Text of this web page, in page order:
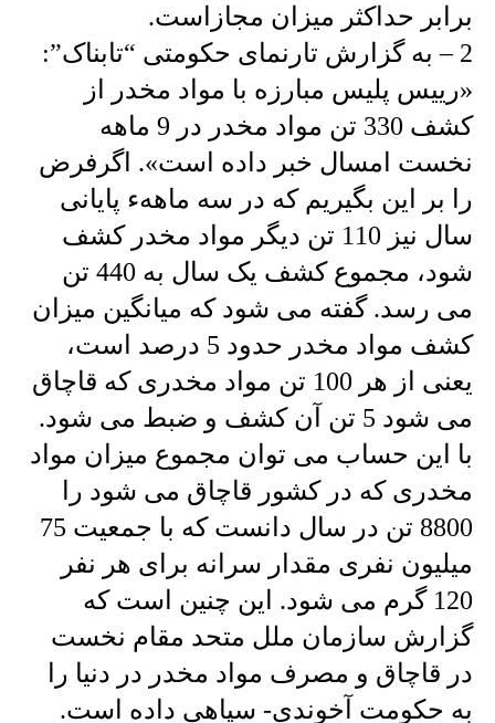
برابر حداکثر میزان مجازاست.
2 – به گزارش تارنمای حکومتی “تابناک”:
«رییس پلیس مبارزه با مواد مخدر از
کشف 330 تن مواد مخدر در 9 ماهه
نخست امسال خبر داده است». اگرفرض
را بر این بگیریم که در سه ماههء پایانی
سال نیز 110 تن دیگر مواد مخدر کشف
شود، مجموع کشف یک سال به 440 تن
می رسد. گفته می شود که میانگین میزان
کشف مواد مخدر حدود 5 درصد است،
یعنی از هر 100 تن مواد مخدری که قاچاق
می شود 5 تن آن کشف و ضبط می شود.
با این حساب می توان مجموع میزان مواد
مخدری که در کشور قاچاق می شود را
8800 تن در سال دانست که با جمعیت 75
میلیون نفری مقدار سرانه برای هر نفر
120 گرم می شود. این چنین است که
گزارش سازمان ملل متحد مقام نخست
در قاچاق و مصرف مواد مخدر در دنیا را
به حکومت آخوندی- سپاهی داده است.